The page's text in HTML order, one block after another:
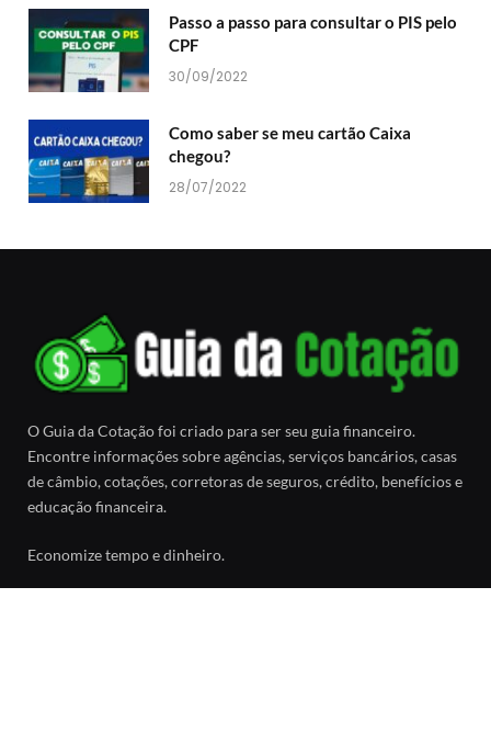
Passo a passo para consultar o PIS pelo
CPF
30/09/2022
Como saber se meu cartão Caixa
chegou?
28/07/2022
O Guia da Cotação foi criado para ser seu guia financeiro.
Encontre informações sobre agências, serviços bancários, casas
de câmbio, cotações, corretoras de seguros, crédito, benefícios e
educação financeira.
Economize tempo e dinheiro.